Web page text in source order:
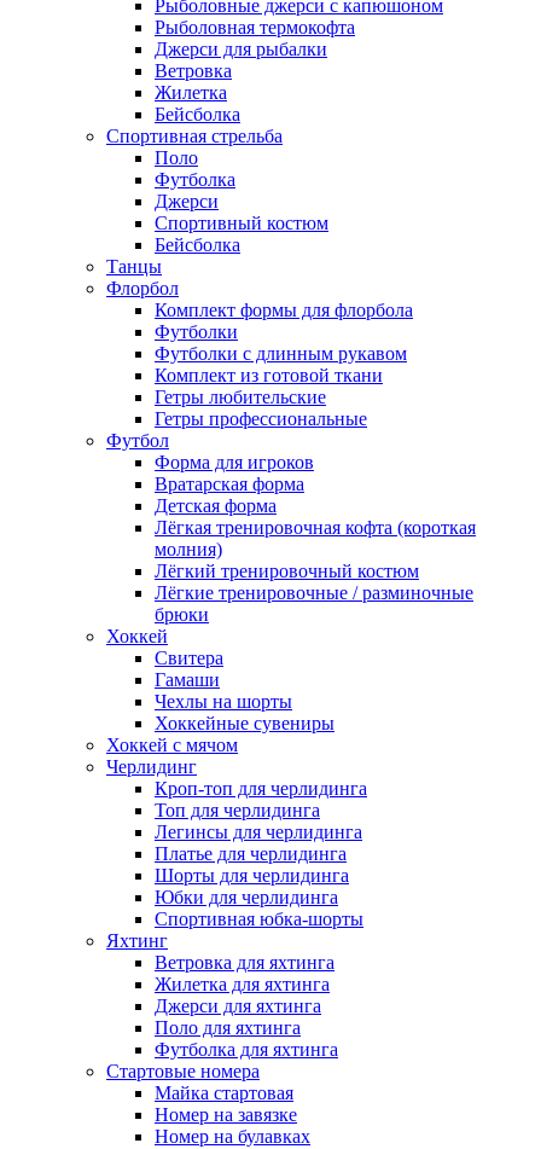
Рыболовные джерси с капюшоном
Рыболовная термокофта
Джерси для рыбалки
Ветровка
Жилетка
Бейсболка
Спортивная стрельба
Поло
Футболка
Джерси
Спортивный костюм
Бейсболка
Танцы
Флорбол
Комплект формы для флорбола
Футболки
Футболки с длинным рукавом
Комплект из готовой ткани
Гетры любительские
Гетры профессиональные
Футбол
Форма для игроков
Вратарская форма
Детская форма
Лёгкая тренировочная кофта (короткая
молния)
Лёгкий тренировочный костюм
Лёгкие тренировочные / разминочные
брюки
Хоккей
Свитера
Гамаши
Чехлы на шорты
Хоккейные сувениры
Хоккей с мячом
Черлидинг
Кроп-топ для черлидинга
Топ для черлидинга
Легинсы для черлидинга
Платье для черлидинга
Шорты для черлидинга
Юбки для черлидинга
Спортивная юбка-шорты
Яхтинг
Ветровка для яхтинга
Жилетка для яхтинга
Джерси для яхтинга
Поло для яхтинга
Футболка для яхтинга
Стартовые номера
Майка стартовая
Номер на завязке
Номер на булавках